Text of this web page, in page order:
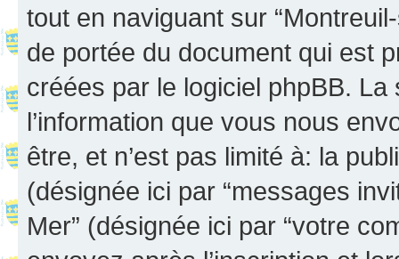
tout en naviguant sur
de portée du document qui est
créées par le logiciel phpBB.
l’information que vous nous
être, et n’est pas limité à: la
(désignée ici par “messages
Mer” (désignée ici par “votre